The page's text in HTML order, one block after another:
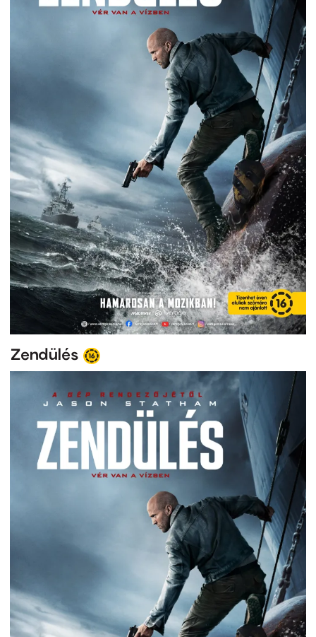
Zendülés